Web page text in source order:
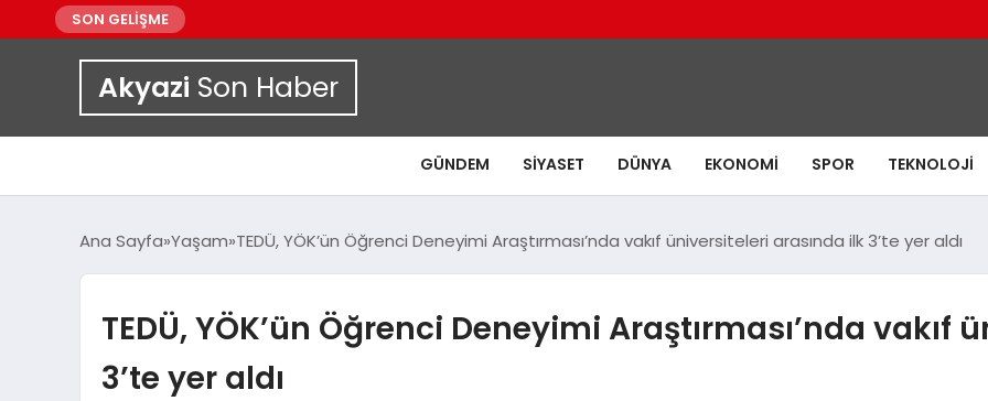
SON GELİŞME
Akyazi Son Haber
GÜNDEM SIYASET DÜNYA EKONOMI SPOR TEKNOLOJI
Ana Sayfa Yaşam TEDÜ, YÖK’ün Öğrenci Deneyimi Araştırması’nda vakıf üniversiteleri arasında ilk 3’te yer aldı
TEDÜ, YÖK’ün Öğrenci Deneyimi Araştırması’nda
3’te yer aldı